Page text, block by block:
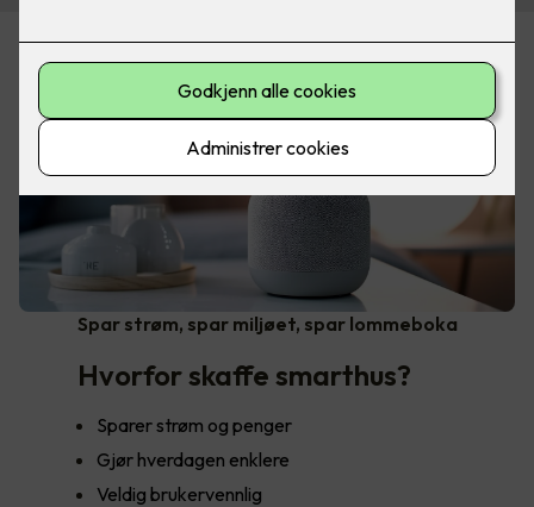
Spar strøm, spar miljøet, spar lommeboka
Hvorfor skaffe smarthus?
Sparer strøm og penger
Gjør hverdagen enklere
Veldig brukervennlig